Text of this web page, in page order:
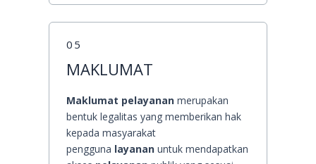
05
MAKLUMAT
Maklumat pelayananmerupakan
bentuk legalitas yang memberikan hak
kepada masyarakat
pengguna layananuntuk mendapatkan